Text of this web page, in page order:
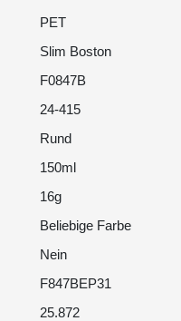
PET
Slim Boston
F0847B
24-415
Rund
150ml
16g
Beliebige Farbe
Nein
F847BEP31
25.872